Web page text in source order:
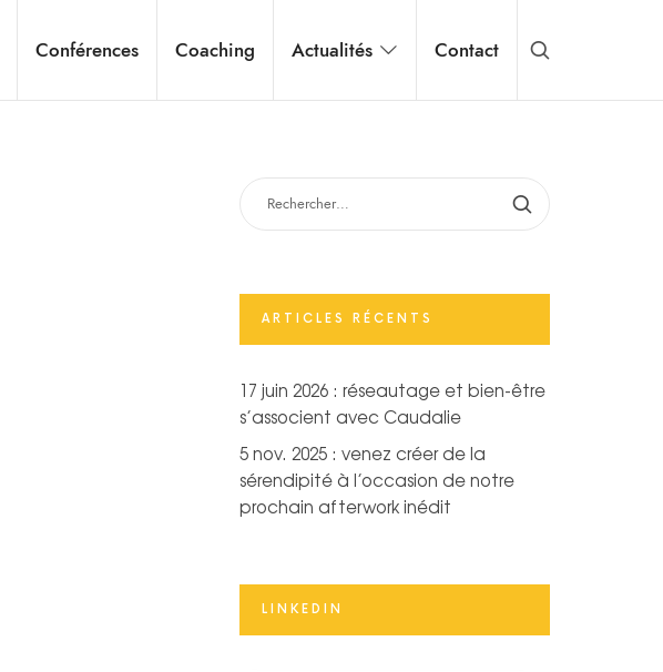
Conférences Coaching Actualités Contact
RECHERCHER :
ARTICLES RÉCENTS
17 juin 2026 : réseautage et bien-être
s’associent avec Caudalie
5 nov. 2025 : venez créer de la
sérendipité à l’occasion de notre
prochain afterwork inédit
LINKEDIN